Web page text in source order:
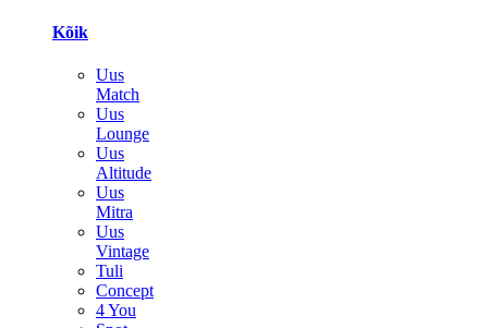
Kõik
Uus
Match
Uus
Lounge
Uus
Altitude
Uus
Mitra
Uus
Vintage
Tuli
Concept
4 You